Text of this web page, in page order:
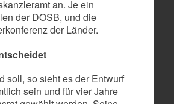
an. Je ein
der DOSB, und die
der Länder.
soll, so sieht es der Entwurf
sein und für vier Jahre